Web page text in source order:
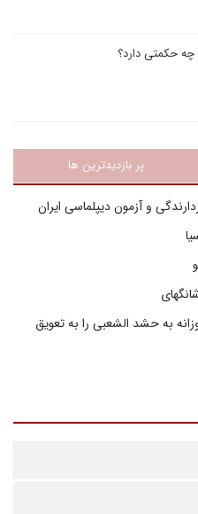
حکمتی دارد؟
پر بازدیدترین ها
و آزمون دیپلماسی ایران
به حشد الشعبی را به تعویق